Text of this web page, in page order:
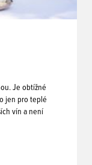
Je obtížné
jen pro teplé
vín a není